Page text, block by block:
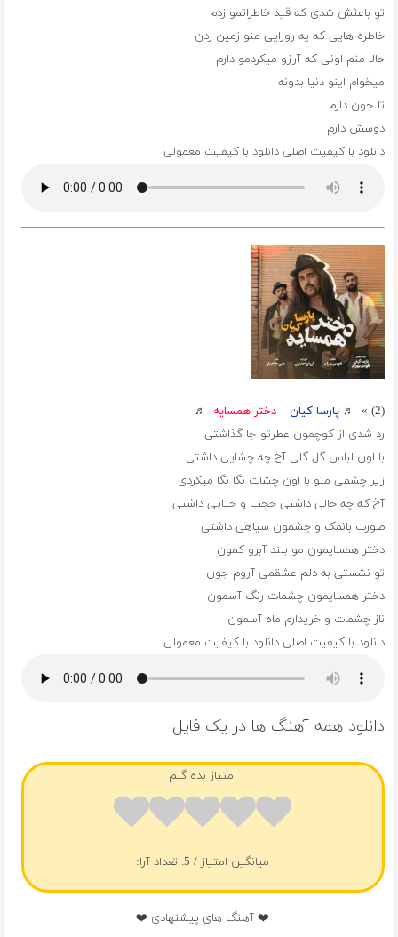
تو باعثش شدی که قید خاطراتمو زدم
خاطره هایی که یه روزایی منو زمین زدن
حالا منم اونی که آرزو میکردمو دارم
میخوام اینو دنیا بدونه
تا جون دارم
دوسش دارم
دانلود با کیفیت اصلی دانلود با کیفیت معمولی
(2) » ♬ پارسا کیان – دختر همسایه
♬
رد شدی از کوچمون عطرتو جا گذاشتی
با اون لباس گل گلی آخ چه چشایی داشتی
زیر چشمی منو با اون چشات نگا نگا میکردی
آخ که چه حالی داشتی حجب و حیایی داشتی
صورت بانمک و چشمون سیاهی داشتی
دختر همسایمون مو بلند آبرو کمون
تو نشستی به دلم عشقمی آروم جون
دختر همسایمون چشمات رنگ آسمون
ناز چشمات و خریدارم ماه آسمون
دانلود با کیفیت اصلی دانلود با کیفیت معمولی
دانلود همه آهنگ ها در یک فایل
امتیاز بده گلم
میانگین امتیاز / 5. تعداد آرا:
❤️ آهنگ های پیشنهادی ❤️